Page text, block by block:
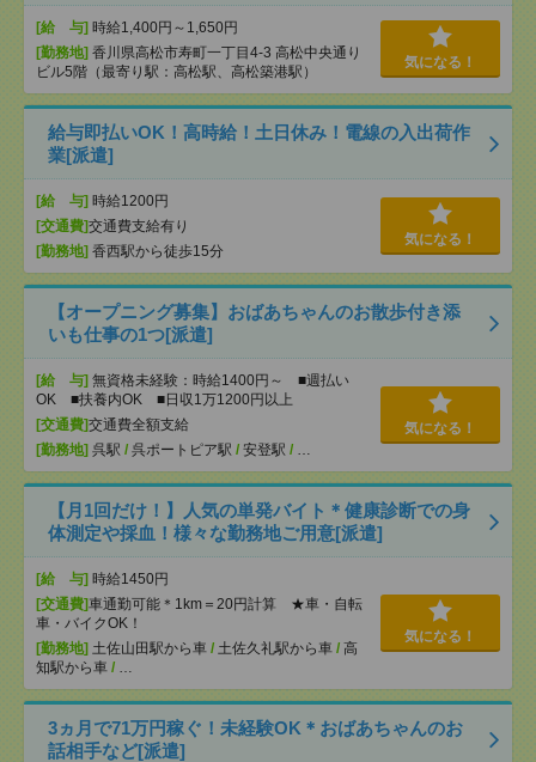
[給 与] 時給1,400円～1,650円
[勤務地] 香川県高松市寿町一丁目4-3 高松中央通り
ビル5階（最寄り駅：高松駅、高松築港駅）
気になる！
給与即払いOK！高時給！土日休み！電線の入出荷作
業[派遣]
[給 与] 時給1200円
[交通費]交通費支給有り
[勤務地] 香西駅から徒歩15分
気になる！
【オープニング募集】おばあちゃんのお散歩付き添
いも仕事の1つ[派遣]
[給 与] 無資格未経験：時給1400円～ ■週払い
OK ■扶養内OK ■日収1万1200円以上
[交通費]交通費全額支給
[勤務地] 呉駅 / 呉ポートピア駅 / 安登駅 / …
気になる！
【月1回だけ！】人気の単発バイト＊健康診断での身
体測定や採血！様々な勤務地ご用意[派遣]
[給 与] 時給1450円
[交通費]車通勤可能＊1km＝20円計算 ★車・自転
車・バイクOK！
[勤務地] 土佐山田駅から車 / 土佐久礼駅から車 / 高
知駅から車 / …
気になる！
3ヵ月で71万円稼ぐ！未経験OK＊おばあちゃんのお
話相手など[派遣]